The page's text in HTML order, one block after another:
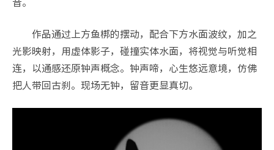
作品通过上方鱼梆的摆动，配合下方水面波纹，加之
光影映射，用虚体影子，碰撞实体水面，将视觉与听觉相
连，以通感还原钟声概念。钟声啼，心生悠远意境，仿佛
把人带回古刹。现场无钟，留音更显真切。